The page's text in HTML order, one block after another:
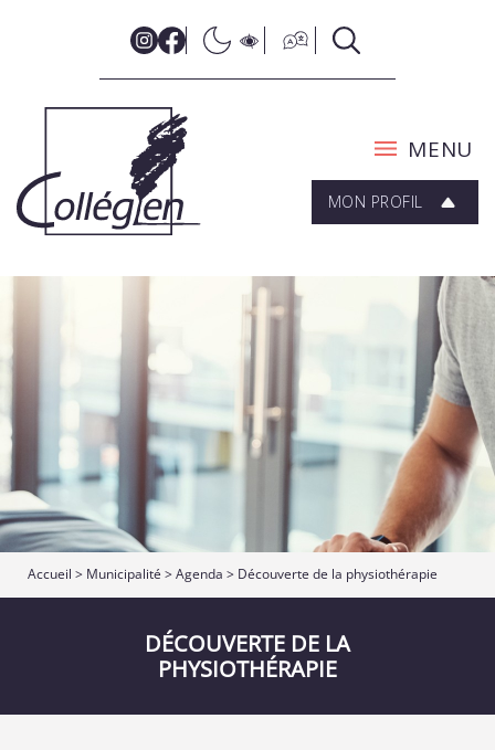
MENU
MON PROFIL
Accueil > Municipalité >Agenda > Découverte de la physiothérapie
DÉCOUVERTE DE LA
PHYSIOTHÉRAPIE